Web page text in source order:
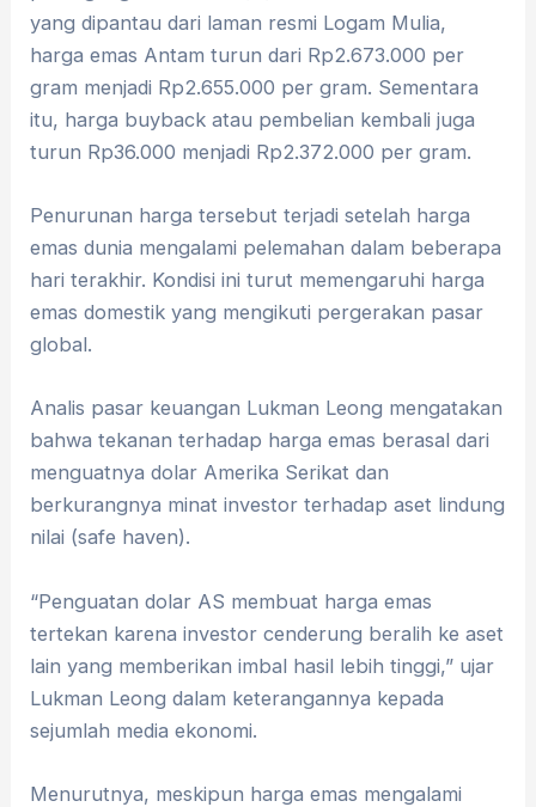
yang dipantau dari laman resmi Logam Mulia,
harga emas Antam turun dari Rp2.673.000 per
gram menjadi Rp2.655.000 per gram. Sementara
itu, harga buyback atau pembelian kembali juga
turun Rp36.000 menjadi Rp2.372.000 per gram.
Penurunan harga tersebut terjadi setelah harga
emas dunia mengalami pelemahan dalam beberapa
hari terakhir. Kondisi ini turut memengaruhi harga
emas domestik yang mengikuti pergerakan pasar
global.
Analis pasar keuangan Lukman Leong mengatakan
bahwa tekanan terhadap harga emas berasal dari
menguatnya dolar Amerika Serikat dan
berkurangnya minat investor terhadap aset lindung
nilai (safe haven).
“Penguatan dolar AS membuat harga emas
tertekan karena investor cenderung beralih ke aset
lain yang memberikan imbal hasil lebih tinggi,” ujar
Lukman Leong dalam keterangannya kepada
sejumlah media ekonomi.
Menurutnya, meskipun harga emas mengalami